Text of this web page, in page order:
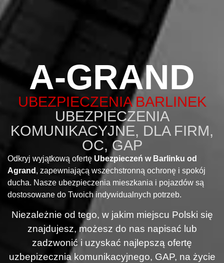
A-GRAND
UBEZPIECZENIA BARLINEK
UBEZPIECZENIA
KOMUNIKACYJNE, DLA FIRM,
OC, GAP
Odkryj wyjątkową ofertę Ubezpieczeń w Barlinku od
Agrand , zapewniającą wszechstronną ochronę i spokój
ducha. Nasze ubezpieczenia mieszkania i pojazdów są
dostosowane do Twoich indywidualnych potrzeb.
Niezależnie od tego, w jakim miejscu Polski się
znajdujesz, możesz do nas napisać lub
zadzwonić i uzyskać najlepszą ofertę
uzbepizecznia komunikacyjnego, GAP, na życie